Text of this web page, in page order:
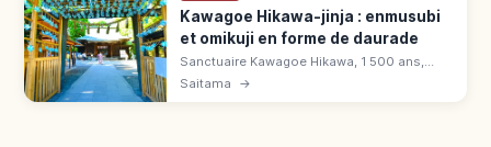
Kawagoe Hikawa-jinja : enmusubi
et omikuji en forme de daurade
Sanctuaire Kawagoe Hikawa, 1 500 ans,
dédié à l'amour. Enmusubi-dama du matin,
Saitama →